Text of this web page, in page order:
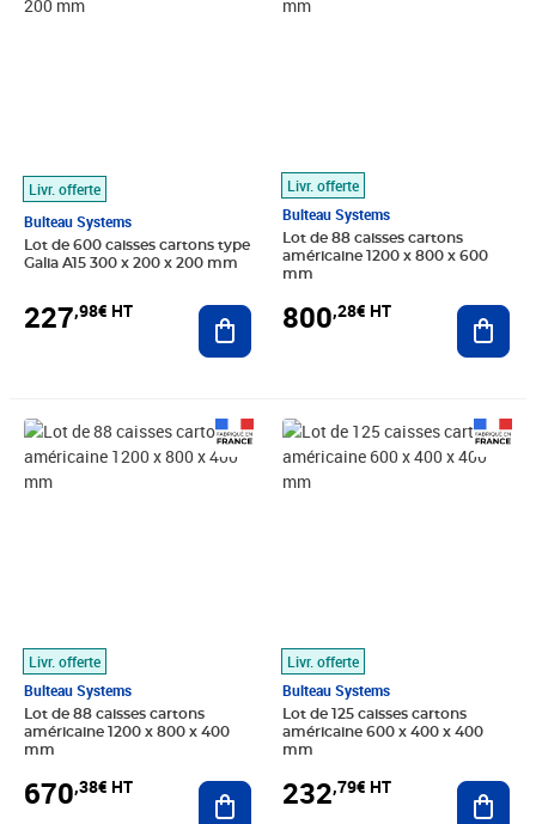
Livr. offerte
Bulteau Systems
Lot de 600 caisses cartons type
Galia A15 300 x 200 x 200 mm
227,98€ HT Ajouter au panier
Livr. offerte
Bulteau Systems
Lot de 88 caisses cartons
américaine 1200 x 800 x 600
mm
800,28€ HT
Livr. offerte
Bulteau Systems
Lot de 88 caisses cartons
américaine 1200 x 800 x 400
mm
670,38€ HT
Prix 670,38€ HT
Ajouter au panier
Livr. offerte
Bulteau Systems
Lot de 125 caisses cartons
américaine 600 x 400 x 400
mm
232,79€ HT
Prix 232,79€ HT